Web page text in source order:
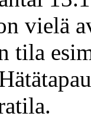
vielä
tila